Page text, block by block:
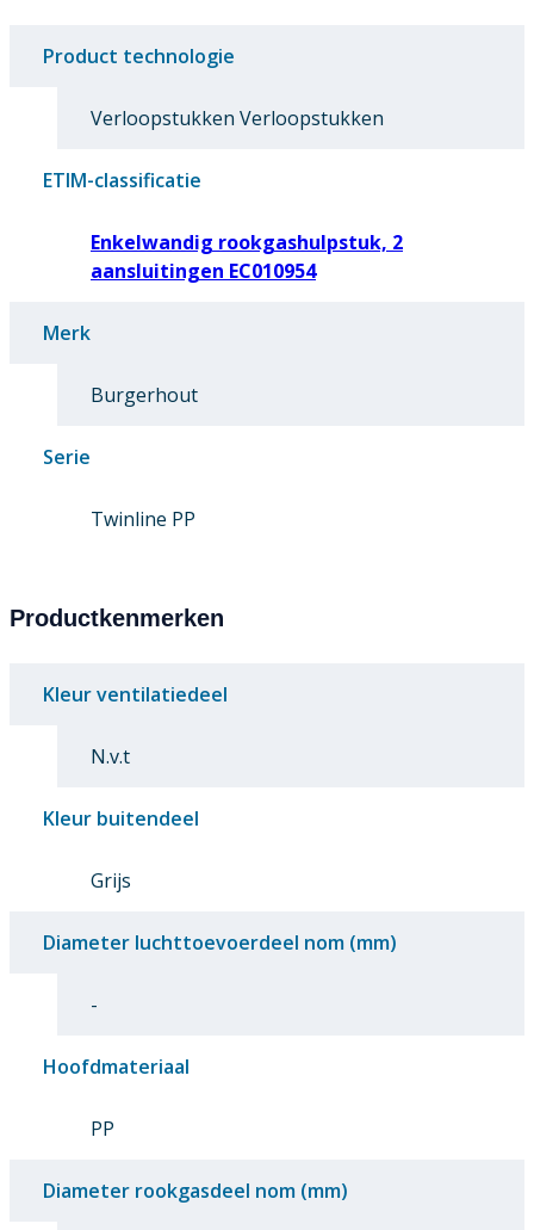
Product technologie
Verloopstukken Verloopstukken
ETIM-classificatie
Enkelwandig rookgashulpstuk, 2
aansluitingen EC010954
Merk
Burgerhout
Serie
Twinline PP
Productkenmerken
Kleur ventilatiedeel
N.v.t
Kleur buitendeel
Grijs
Diameter luchttoevoerdeel nom (mm)
-
Hoofdmateriaal
PP
Diameter rookgasdeel nom (mm)